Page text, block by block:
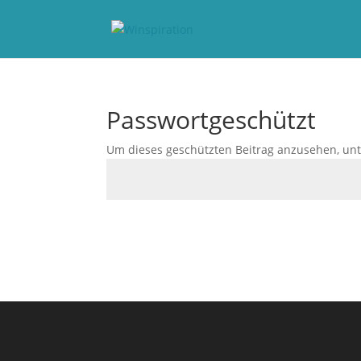
Passwortgeschützt
Um dieses geschützten Beitrag anzusehen,